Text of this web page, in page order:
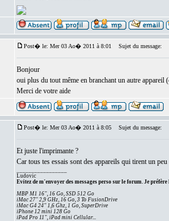
Post� le: Mer 03 Ao� 2011 à 8:01 Sujet du message:
Bonjour
oui plus du tout même en branchant un autre
Merci de votre aide
Post� le: Mer 03 Ao� 2011 à 8:05 Sujet du message:
Et juste l'imprimante ?
Car tous tes essais sont des appareils qui tirent un
Ludovic
Evitez de m'envoyer des messages perso sur le forum. Je préfère
MBP M1 16", 16 Go, SSD 512 Go
iMac 27" 2,9 GHz, 16 Go, 3 To FusionDrive
iMac G4 24" 1,6 Ghz, 1 Go, SuperDrive
iPhone 12 mini 128 Go
iPad Pro 11", iPad mini Cellular...